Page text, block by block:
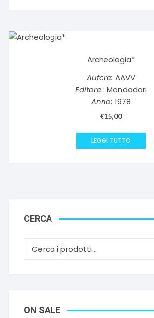
Archeologia*
Autore: AAVV
Editore : Mondadori
Anno: 1978
€15,00
LEGGI TUTTO
CERCA
ON SALE